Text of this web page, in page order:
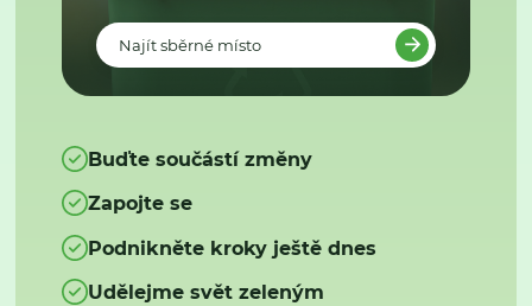
Najít sběrné místo
Buďte součástí změny
Zapojte se
Podnikněte kroky ještě dnes
Udělejme svět zeleným